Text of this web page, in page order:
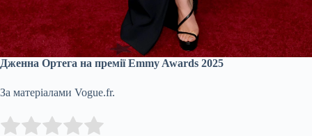
Дженна Ортега на премії Emmy Awards 2025
За матеріалами Vogue.fr.
Rate this item: